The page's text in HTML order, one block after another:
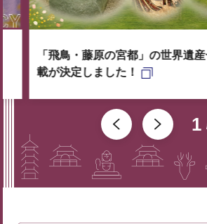
1
「飛鳥・藤原の宮都」の世界遺
載が決定しました！